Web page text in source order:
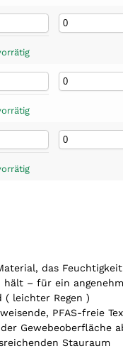
das
– für ein
( leichter Regen )
PFAS-freie
Gewebeoberfläche
Stauraum